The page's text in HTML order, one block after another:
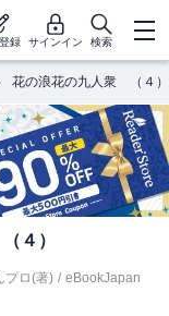
録 サインイン 検索
花の浪花の九人衆 （４）
４）
プロ(著) / eBookJapan